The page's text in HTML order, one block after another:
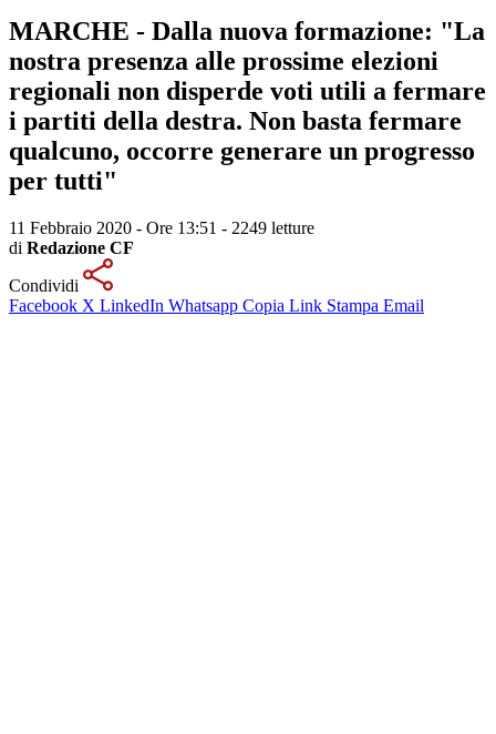
MARCHE - Dalla nuova formazione: "La
nostra presenza alle prossime elezioni
regionali non disperde voti utili a fermare
i partiti della destra. Non basta fermare
qualcuno, occorre generare un progresso
per tutti"
11 Febbraio 2020 - Ore 13:51 - 2249 letture
di Redazione CF
Condividi
Facebook X LinkedIn Whatsapp Copia Link Stampa Email